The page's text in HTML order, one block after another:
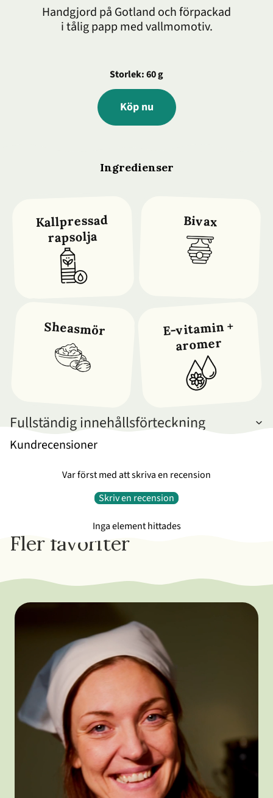
Handgjord på Gotland och förpackad
i tålig papp med vallmomotiv.
Storlek: 60 g
Köp nu
Ingredienser
Kallpressad
rapsolja
Bivax
Sheasmör E-vitamin +
aromer
Fullständig innehållsförteckning
Kundrecensioner
Var först med att skriva en recension
Skriv en recension
Inga element hittades
Fler favoriter